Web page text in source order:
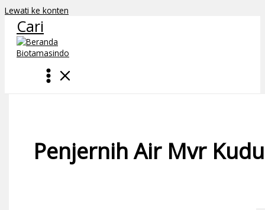
Lewati ke konten
Cari
Penjernih Air Mvr